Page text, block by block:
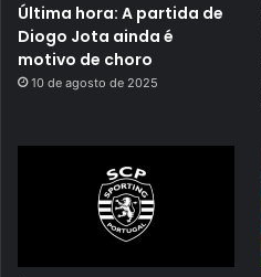
Última hora: A partida de
Diogo Jota ainda é
motivo de choro
10 de agosto de 2025